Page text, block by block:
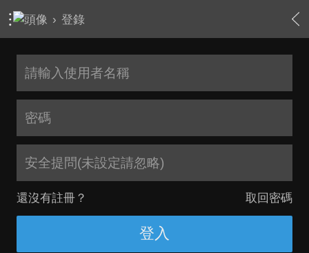
› 登錄
安全提問(未設定請忽略)
還沒有註冊？ 取回密碼
登入